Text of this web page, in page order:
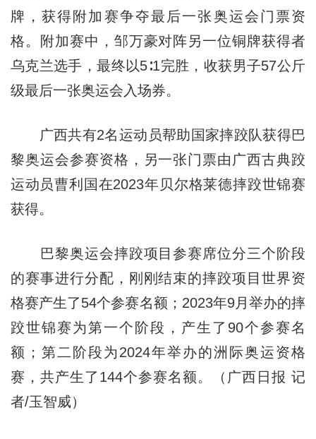
牌，获得附加赛争夺最后一张奥运会门票资
格。附加赛中，邹万豪对阵另一位铜牌获得者
乌克兰选手，最终以5∶1完胜，收获男子57公斤
级最后一张奥运会入场券。
广西共有2名运动员帮助国家摔跤队获得巴
黎奥运会参赛资格，另一张门票由广西古典跤
运动员曹利国在2023年贝尔格莱德摔跤世锦赛
获得。
巴黎奥运会摔跤项目参赛席位分三个阶段
的赛事进行分配，刚刚结束的摔跤项目世界资
格赛产生了54个参赛名额；2023年9月举办的摔
跤世锦赛为第一个阶段，产生了90个参赛名
额；第二阶段为2024年举办的洲际奥运资格
赛，共产生了144个参赛名额。（广西日报 记
者/玉智威）